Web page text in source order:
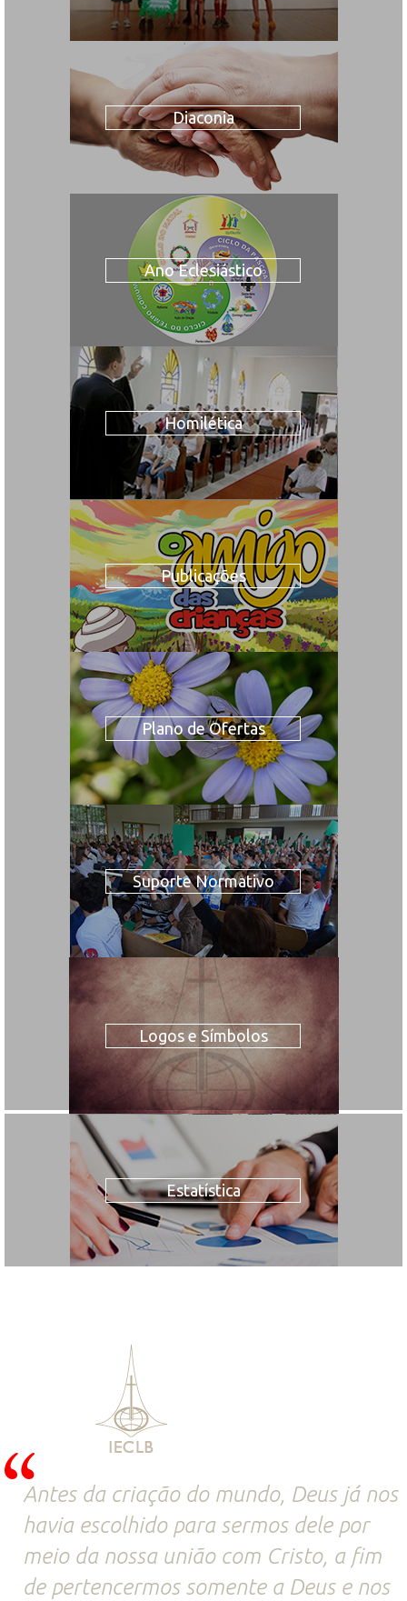
Diaconia
Ano Eclesiástico
Homilética
Publicações
Plano de Ofertas
Suporte Normativo
Logos e Símbolos
Estatística
Antes da criação do mundo, Deus já nos
havia escolhido para sermos dele por
meio da nossa união com Cristo, a fim
de pertencermos somente a Deus e nos